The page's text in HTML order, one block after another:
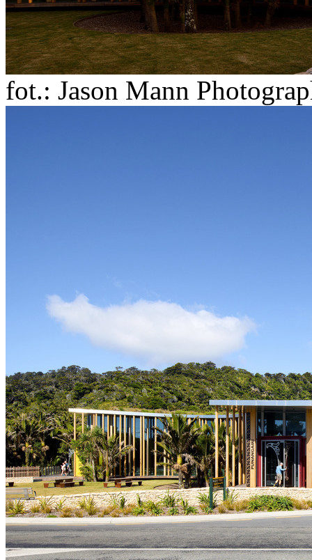
fot.: Jason Mann